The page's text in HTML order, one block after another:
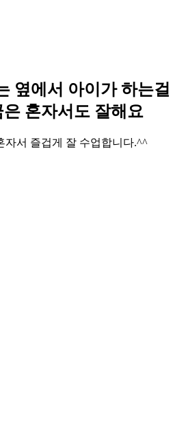
옆에서 아이가 하는걸
혼자서도 잘해요
자서 즐겁게 잘 수업합니다.^^